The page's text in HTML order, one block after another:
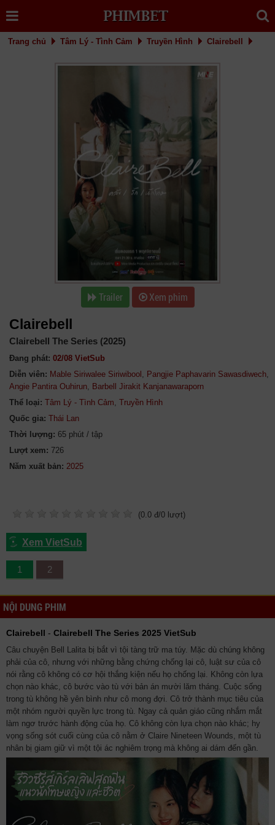
Trang chủ Tâm Lý - Tình Cảm Truyền Hình Clairebell
Trailer Xem phim
Clairebell
Clairebell The Series (2025)
Đang phát: 02/08 VietSub
Diễn viên: Mable Siriwalee Siriwibool , Pangjie Paphavarin Sawasdiwech,
Angie Pantira Ouhirun, Barbell Jirakit Kanjanawaraporn
Thể loại: Tâm Lý - Tình Cảm, Truyền Hình
Quốc gia: Thái Lan
Thời lượng: 65 phút / tập
Lượt xem: 726
Năm xuất bản:
(0.0 đ/0 lượt)
Xem VietSub
1 2
NỘI DUNG PHIM
Clairebell - Clairebell The Series 2025 VietSub
Câu chuyện Bell Lalita bị bắt vì tội tàng trữ ma túy. Mặc dù chúng không
phải của cô, nhưng với những bằng chứng chống lại cô, luật sư của cô
nói rằng cô không có cơ hội thắng kiện nếu họ chống lại. Không còn lựa
chọn nào khác, cô bước vào tù với bản án mười lăm tháng. Cuộc sống
trong tù không hề yên bình như cô mong đợi. Cô trở thành mục tiêu của
một nhóm người quyền lực trong tù. Ngay cả quản giáo cũng nhắm mắt
làm ngơ trước hành động của họ. Cô không còn lựa chọn nào khác; hy
vọng sống sót cuối cùng của cô nằm ở Claire Nineteen Wounds, một tù
nhân bị giam giữ vì một tội ác nghiêm trọng mà không ai dám đến gần.